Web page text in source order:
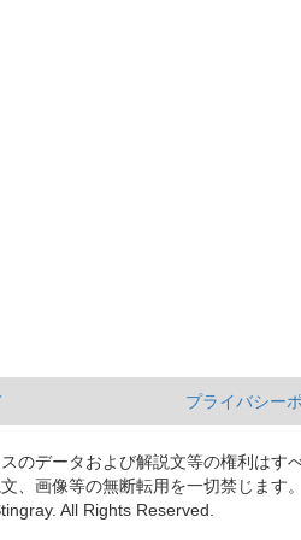
プライバシー
のデータおよび解説文等の権利はす
、画像等の無断転用を一切禁じます。
All Rights Reserved.